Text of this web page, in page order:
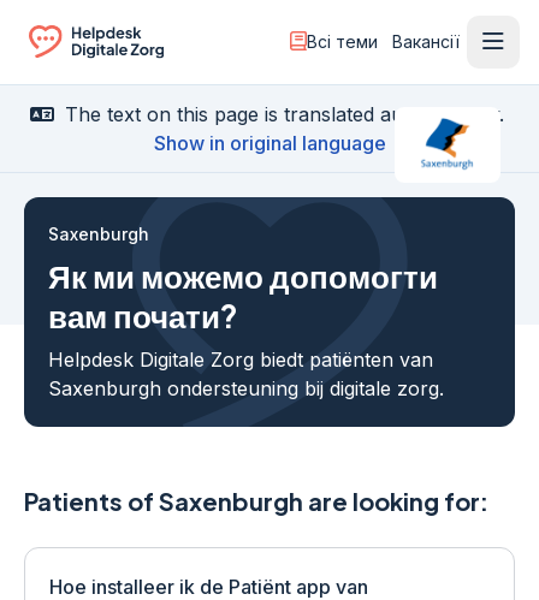
Ga naar de homepagina
Всі теми Вакансії
The text on this page is translated automatically.
Show in original language
Saxenburgh
Як ми можемо допомогти
вам почати?
Helpdesk Digitale Zorg biedt patiënten van
Saxenburgh ondersteuning bij digitale zorg.
Patients of Saxenburgh are looking for:
Hoe installeer ik de Patiënt app van